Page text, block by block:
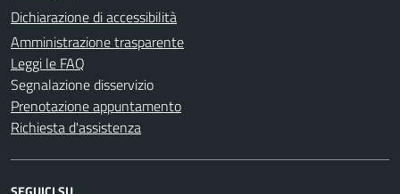
Dichiarazione di accessibilità
Amministrazione trasparente
Leggi le FAQ
Segnalazione disservizio
Prenotazione appuntamento
Richiesta d'assistenza